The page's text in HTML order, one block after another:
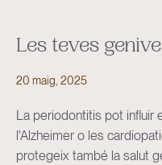
Les teves
20 maig, 2025
La periodontitis pot influir
l'Alzheimer o les
protegeix també la salut